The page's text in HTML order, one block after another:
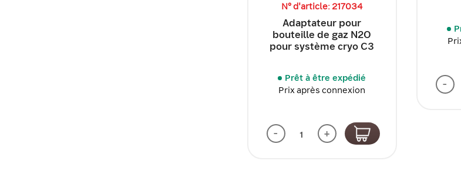
N° d'article: 217034
Adaptateur pour
bouteille de gaz N2O
pour système cryo C3
Prêt à être expédié
Prix après connexion
- +
-